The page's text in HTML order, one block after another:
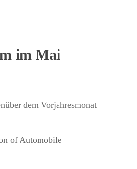
im Mai
dem Vorjahresmonat
of Automobile